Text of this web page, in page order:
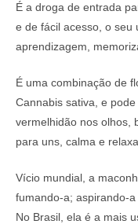
É a droga de entrada
e de fácil acesso, o seu
aprendizagem,
É uma combinação de
Cannabis sativa, e
vermelhidão nos olhos,
para uns, calma e
Vício mundial, a
fumando-a; aspirando-
No Brasil, ela é a mais